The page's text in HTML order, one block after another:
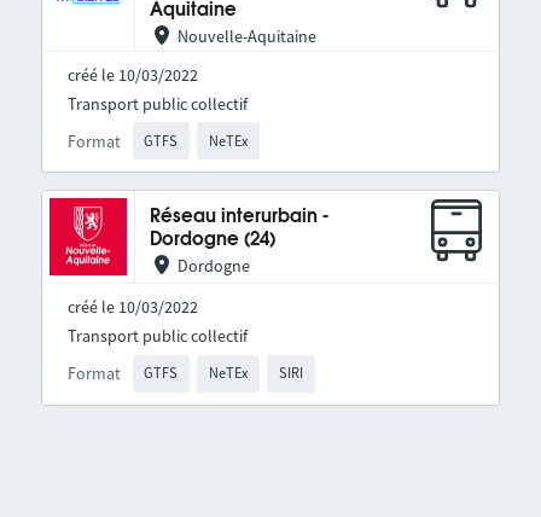
Aquitaine
Nouvelle-Aquitaine
créé le 10/03/2022
Format GTFS NeTEx
Transport public collectif
Réseau interurbain -
Dordogne (24)
Dordogne
créé le 10/03/2022
Format GTFS NeTEx SIRI
Transport public collectif